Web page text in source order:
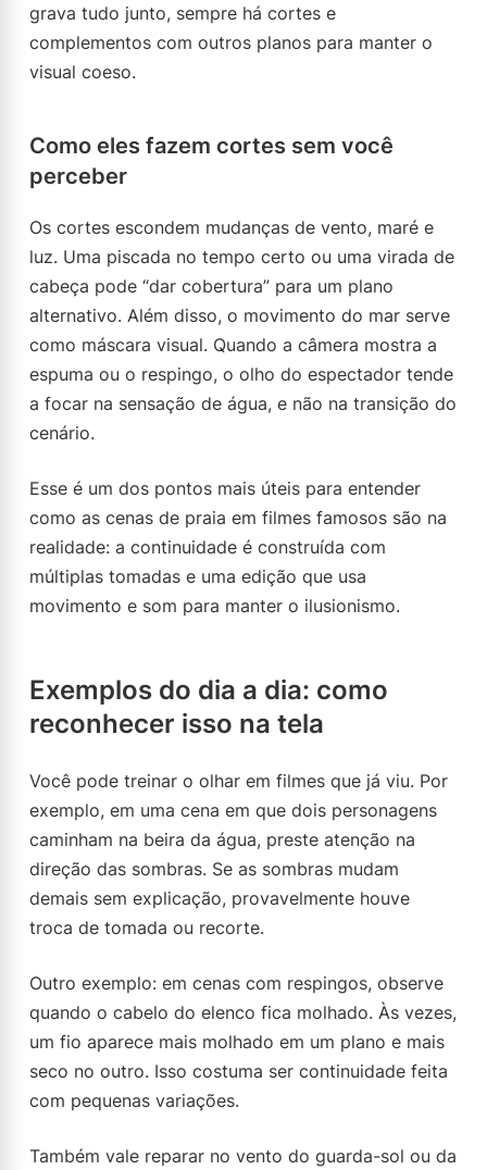
grava tudo junto, sempre há cortes e
complementos com outros planos para manter o
visual coeso.
Como eles fazem cortes sem você
perceber
Os cortes escondem mudanças de vento, maré e
luz. Uma piscada no tempo certo ou uma virada de
cabeça pode “dar cobertura” para um plano
alternativo. Além disso, o movimento do mar serve
como máscara visual. Quando a câmera mostra a
espuma ou o respingo, o olho do espectador tende
a focar na sensação de água, e não na transição do
cenário.
Esse é um dos pontos mais úteis para entender
como as cenas de praia em filmes famosos são na
realidade: a continuidade é construída com
múltiplas tomadas e uma edição que usa
movimento e som para manter o ilusionismo.
Exemplos do dia a dia: como
reconhecer isso na tela
Você pode treinar o olhar em filmes que já viu. Por
exemplo, em uma cena em que dois personagens
caminham na beira da água, preste atenção na
direção das sombras. Se as sombras mudam
demais sem explicação, provavelmente houve
troca de tomada ou recorte.
Outro exemplo: em cenas com respingos, observe
quando o cabelo do elenco fica molhado. Às vezes,
um fio aparece mais molhado em um plano e mais
seco no outro. Isso costuma ser continuidade feita
com pequenas variações.
Também vale reparar no vento do guarda-sol ou da